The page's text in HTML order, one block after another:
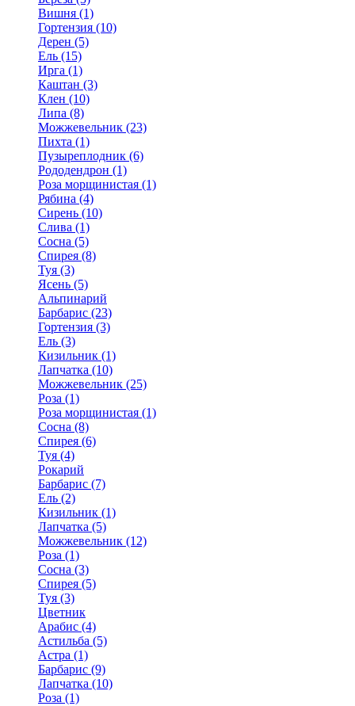
Вишня (1)
Гортензия (10)
Дерен (5)
Ель (15)
Ирга (1)
Каштан (3)
Клен (10)
Липа (8)
Можжевельник (23)
Пихта (1)
Пузыреплодник (6)
Рододендрон (1)
Роза морщинистая (1)
Рябина (4)
Сирень (10)
Слива (1)
Сосна (5)
Спирея (8)
Туя (3)
Ясень (5)
Альпинарий
Барбарис (23)
Гортензия (3)
Ель (3)
Кизильник (1)
Лапчатка (10)
Можжевельник (25)
Роза (1)
Роза морщинистая (1)
Сосна (8)
Спирея (6)
Туя (4)
Рокарий
Барбарис (7)
Ель (2)
Кизильник (1)
Лапчатка (5)
Можжевельник (12)
Роза (1)
Сосна (3)
Спирея (5)
Туя (3)
Цветник
Арабис (4)
Астильба (5)
Астра (1)
Барбарис (9)
Лапчатка (10)
Роза (1)